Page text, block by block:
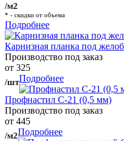
/м2
* - скидки от объема
Подробнее
Карнизная планка под
Производство под заказ
от 325
/штПодробнее
Профнастил С-21 (0,5 мм)
Производство под заказ
от 445
/м2Подробнее